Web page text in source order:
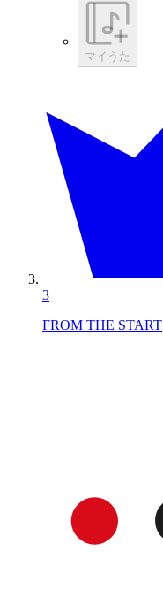
マイうた
3
FROM THE START